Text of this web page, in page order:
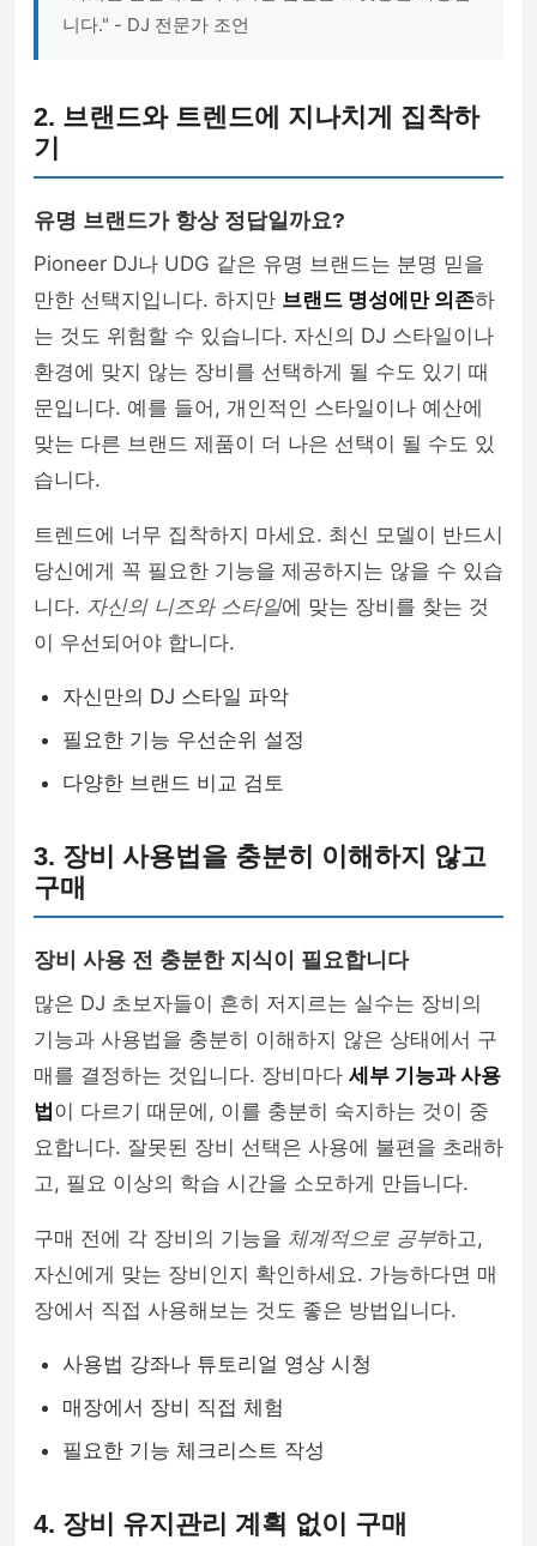
니다." - DJ 전문가 조언
2. 브랜드와 트렌드에 지나치게 집착하
기
유명 브랜드가 항상 정답일까요?
Pioneer DJ나 UDG 같은 유명 브랜드는 분명 믿을
만한 선택지입니다. 하지만 브랜드 명성에만 의존하
는 것도 위험할 수 있습니다. 자신의 DJ 스타일이나
환경에 맞지 않는 장비를 선택하게 될 수도 있기 때
문입니다. 예를 들어, 개인적인 스타일이나 예산에
맞는 다른 브랜드 제품이 더 나은 선택이 될 수도 있
습니다.
트렌드에 너무 집착하지 마세요. 최신 모델이 반드시
당신에게 꼭 필요한 기능을 제공하지는 않을 수 있습
니다. 자신의 니즈와 스타일에 맞는 장비를 찾는 것
이 우선되어야 합니다.
자신만의 DJ 스타일 파악
필요한 기능 우선순위 설정
다양한 브랜드 비교 검토
3. 장비 사용법을 충분히 이해하지 않고
구매
장비 사용 전 충분한 지식이 필요합니다
많은 DJ 초보자들이 흔히 저지르는 실수는 장비의
기능과 사용법을 충분히 이해하지 않은 상태에서 구
매를 결정하는 것입니다. 장비마다 세부 기능과 사용
법 이 다르기 때문에, 이를 충분히 숙지하는 것이 중
요합니다. 잘못된 장비 선택은 사용에 불편을 초래하
고, 필요 이상의 학습 시간을 소모하게 만듭니다.
구매 전에 각 장비의 기능을 체계적으로 공부하고,
자신에게 맞는 장비인지 확인하세요. 가능하다면 매
장에서 직접 사용해보는 것도 좋은 방법입니다.
사용법 강좌나 튜토리얼 영상 시청
매장에서 장비 직접 체험
필요한 기능 체크리스트 작성
4. 장비 유지관리 계획 없이 구매